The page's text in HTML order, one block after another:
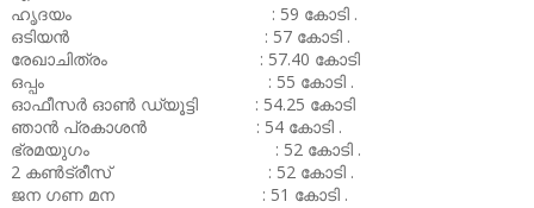
ഹൃദയം : 59 കോടി .
ഒടിയൻ : 57 കോടി .
രേഖാചിത്രം : 57.40 കോടി
ഒപ്പം : 55 കോടി .
ഓഫീസർ ഓൺ ഡ്യൂട്ടി : 54.25 കോടി
ഞാൻ പ്രകാശൻ : 54 കോടി .
ഭ്രമയുഗം : 52 കോടി .
2 കൺട്രീസ് : 52 കോടി .
ജന ഗണ മന : 51 കോടി .